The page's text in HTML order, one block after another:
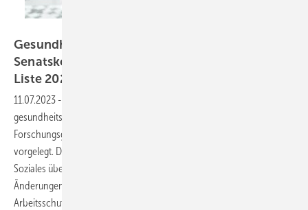
Gesundheitsschutz am Arbeitsplatz: DFG-
Senatskommission legt MAK- und BAT-Werte-
Liste 2023
11.07.2023 -
gesundheitsschädlicher Arbeitsstoffe der Deutschen
Forschungsgemeinschaft (DFG) hat die 59. MAK- und BAT-Werte-Liste
vorgelegt. Die Liste wurde jetzt an den Bundesminister für Arbeit und
Soziales übergeben und dient als wesentliche Grundlage für
Änderungen und Anpassungen gesetzlicher Regelungen im
Arbeitsschutz.